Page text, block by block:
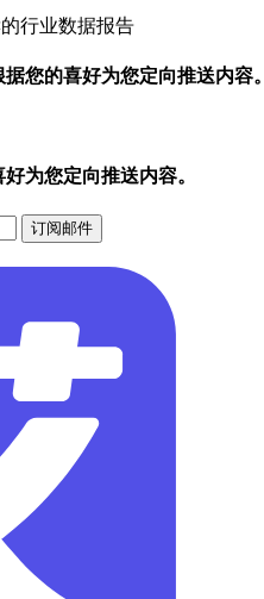
行业数据报告
您的喜好为您定向推送内容。
为您定向推送内容。
订阅邮件